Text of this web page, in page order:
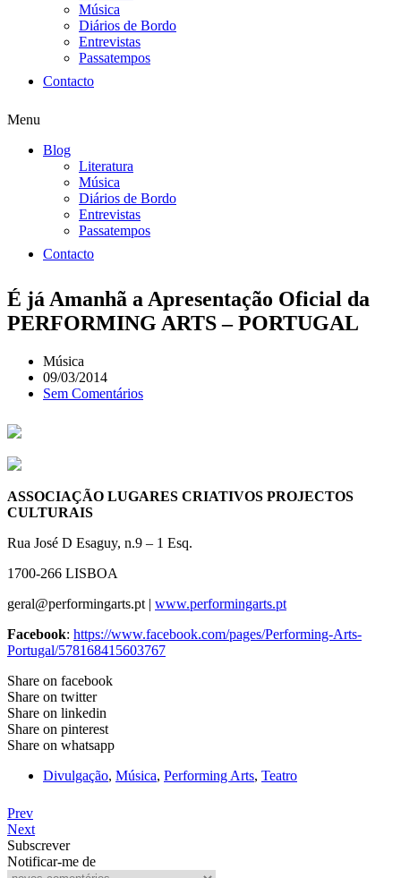
Música
Diários de Bordo
Entrevistas
Passatempos
Contacto
Menu
Blog
Literatura
Música
Diários de Bordo
Entrevistas
Passatempos
Contacto
É já Amanhã a Apresentação Oficial da
PERFORMING ARTS – PORTUGAL
Música
09/03/2014
Sem Comentários
ASSOCIAÇÃO LUGARES CRIATIVOS PROJECTOS
CULTURAIS
Rua José D Esaguy, n.9 – 1 Esq.
1700-266 LISBOA
geral@performingarts.pt | www.performingarts.pt
Facebook: https://www.facebook.com/pages/Performing-Arts-
Portugal/578168415603767
Share on facebook
Share on twitter
Share on linkedin
Share on pinterest
Share on whatsapp
Divulgação, Música, Performing Arts, Teatro
Prev
Next
Subscrever
Notificar-me de